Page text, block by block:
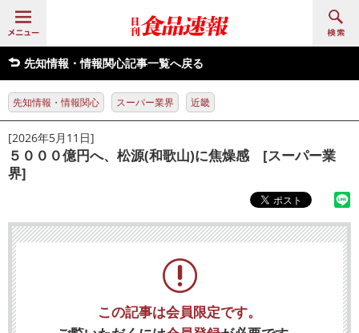
先知情報・情報関心記事一覧へ戻る
先知情報・情報関心 スーパー業界 近畿
[2026年5月11日]
５０００億円へ、松源(和歌山)に焦燥感 [スーパー業
界]
この記事は会員限定です。